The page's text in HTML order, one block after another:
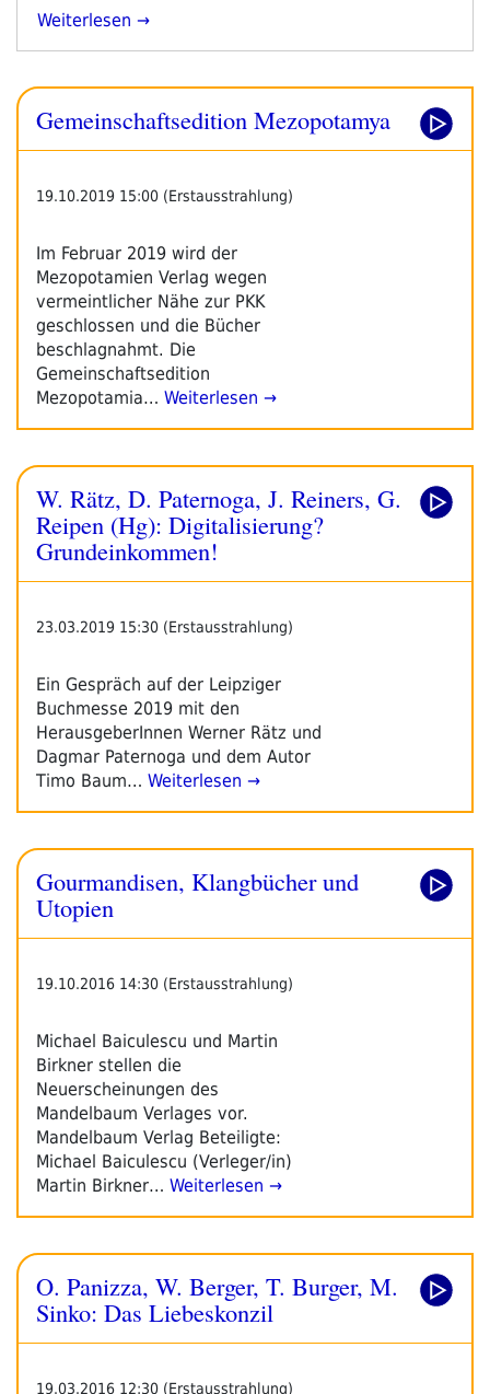
„Anton
Straßenlaternen
Und
Weiterlesen
Gemeinschaftsedition Mezopotamya
19.10.2019 15:00 (Erstausstrahlung)
Im Februar 2019 wird der
Mezopotamien Verlag wegen
vermeintlicher Nähe zur PKK
geschlossen und die Bücher
beschlagnahmt. Die
Gemeinschaftsedition
Mezopotamia… Weiterlesen →
W. Rätz, D. Paternoga, J. Reiners, G.
Reipen (Hg): Digitalisierung?
Grundeinkommen!
23.03.2019 15:30 (Erstausstrahlung)
Ein Gespräch auf der Leipziger
Buchmesse 2019 mit den
HerausgeberInnen Werner Rätz und
Dagmar Paternoga und dem Autor
Timo Baum… Weiterlesen →
Gourmandisen, Klangbücher und
Utopien
19.10.2016 14:30 (Erstausstrahlung)
Michael Baiculescu und Martin
Birkner stellen die
Neuerscheinungen des
Mandelbaum Verlages vor.
Mandelbaum Verlag Beteiligte:
Michael Baiculescu (Verleger/in)
Martin Birkner… Weiterlesen →
O. Panizza, W. Berger, T. Burger, M.
Sinko: Das Liebeskonzil
19.03.2016 12:30 (Erstausstrahlung)